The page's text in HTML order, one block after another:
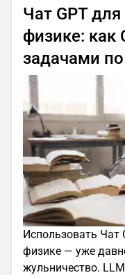
Чат GPT
физике: как
задачами
Использовать Чат
физике — уже
жульничество.